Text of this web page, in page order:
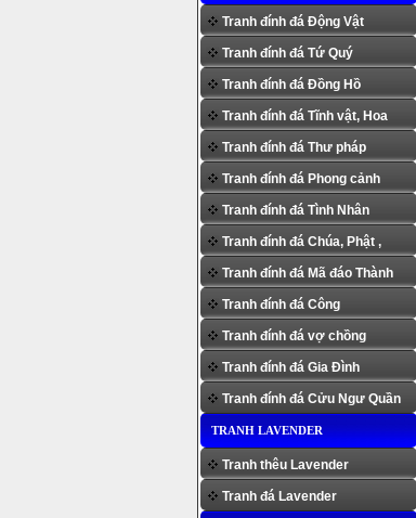
Tranh đính đá Động Vật
Tranh đính đá Tứ Quý
Tranh đính đá Đồng Hồ
Tranh đính đá Tĩnh vật, Hoa
Tranh đính đá Thư pháp
Tranh đính đá Phong cảnh
Tranh đính đá Tình Nhân
Tranh đính đá Chúa, Phật ,
Người
Tranh đính đá Mã đáo Thành
Công
Tranh đính đá Công
Tranh đính đá vợ chồng
Tranh đính đá Gia Đình
Tranh đính đá Cửu Ngư Quần
Hội
TRANH LAVENDER
Tranh thêu Lavender
Tranh đá Lavender